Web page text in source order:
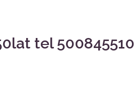
tel